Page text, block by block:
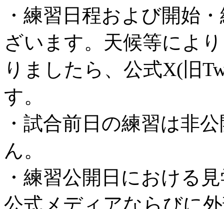
・練習日程および開始
ざいます。天候等によ
りましたら、公式X(旧
す。
・試合前日の練習は非
ん。
・練習公開日における
公式メディアならびに